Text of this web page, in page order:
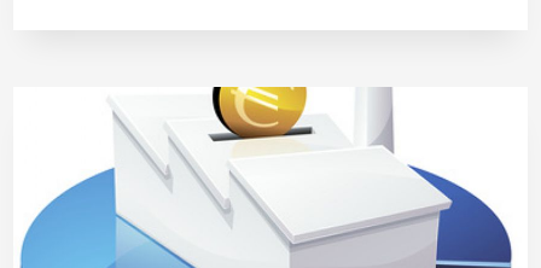
25 Juil 2017 - Réf: BW24744